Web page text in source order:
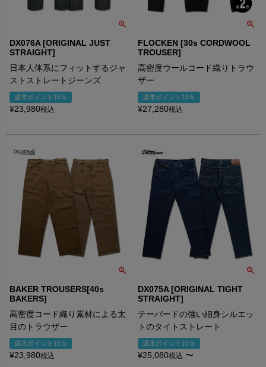
DX076A [ORIGINAL JUST
STRAIGHT]
日本人体系にフィットするジャ
ストストレートジーンズ
週末ポイント10％
¥23,980税込
FLOCKEN [30s CORDWOOL
TROUSER]
高密度ウールコード織りトラウ
ザー
週末ポイント10％
¥27,280税込
BAKER TROUSERS[40s
BAKERS]
高密度コード織り素材による太
目のトラウザー
週末ポイント10％
¥23,980税込
DX075A [ORIGINAL TIGHT
STRAIGHT]
テーパードの強い細身シルエッ
トのタイトストレート
週末ポイント10％
¥25,080税込 〜